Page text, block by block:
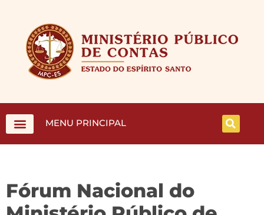
MENU PRINCIPAL
Fórum Nacional do